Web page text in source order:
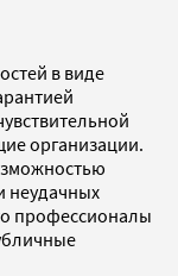
в виде
организации.
неудачных
профессионалы